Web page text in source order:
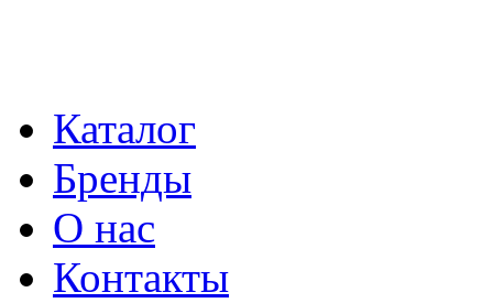
Каталог
Бренды
О нас
Контакты